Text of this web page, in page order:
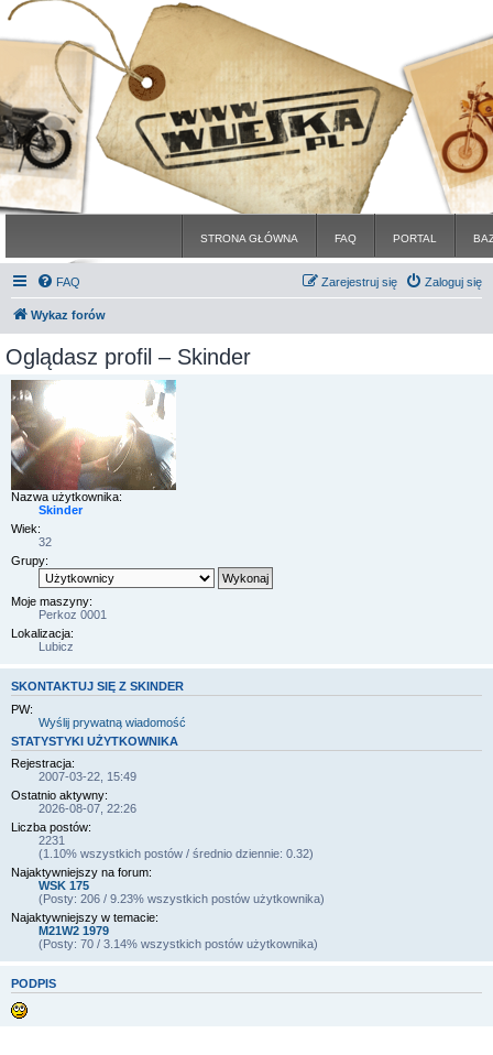
STRONA GŁÓWNA FAQ PORTAL
FAQ Zaloguj się
Zarejestruj się
Wykaz forów
Oglądasz profil – Skinder
Nazwa użytkownika:
Skinder
Wiek:
32
Grupy:
Moje maszyny:
Perkoz 0001
Lokalizacja:
Lubicz
SKONTAKTUJ SIĘ Z SKINDER
PW:
Wyślij prywatną wiadomość
STATYSTYKI UŻYTKOWNIKA
Rejestracja:
2007-03-22, 15:49
Ostatnio aktywny:
2026-08-07, 22:26
Liczba postów:
2231
(1.10% wszystkich postów / średnio dziennie: 0.32)
Najaktywniejszy na forum:
WSK 175
(Posty: 206 / 9.23% wszystkich postów użytkownika)
Najaktywniejszy w temacie:
M21W2 1979
(Posty: 70 / 3.14% wszystkich postów użytkownika)
PODPIS